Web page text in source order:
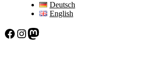
Deutsch
English
Facebook Instagram Mastodon